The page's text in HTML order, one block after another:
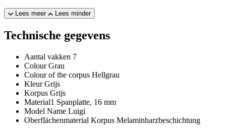
Lees meer Lees minder
Technische gegevens
Aantal vakken 7
Colour Grau
Colour of the corpus Hellgrau
Kleur Grijs
Korpus Grijs
Material1 Spanplatte, 16 mm
Model Name Luigi
Oberflächenmaterial Korpus Melaminharzbeschichtung